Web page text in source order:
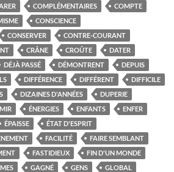
COMPLÉMENTAIRES
COMPTE
CONSCIENCE
CONSERVER
CONTRE-COURANT
CRÂNE CROÛTE
DATER
DÉJÀ PASSÉ DÉMONTRENT
DEPUIS
DIFFÉRENCE DIFFÉRENT
DIFFICILE
DIZAINES D'ANNÉES
DUPERIE
ÉNERGIES ENFANTS
ENFER
ÉPAISSE
ÉTAT D'ESPRIT
FACILITÉ
FAIRE SEMBLANT
FASTIDIEUX
FIN D'UN MONDE
GAGNÉ GENS
GLOBAL